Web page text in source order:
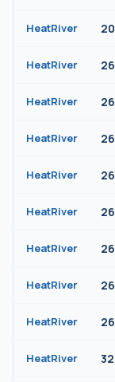
HeatRiver 20
HeatRiver 26
HeatRiver 26
HeatRiver 26
HeatRiver 26
HeatRiver 26
HeatRiver 26
HeatRiver 26
HeatRiver 26
HeatRiver 32